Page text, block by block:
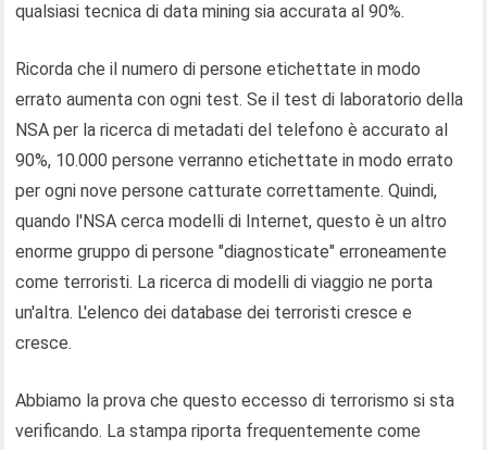
qualsiasi tecnica di data mining sia accurata al 90%.
Ricorda che il numero di persone etichettate in modo
errato aumenta con ogni test. Se il test di laboratorio della
NSA per la ricerca di metadati del telefono è accurato al
90%, 10.000 persone verranno etichettate in modo errato
per ogni nove persone catturate correttamente. Quindi,
quando l'NSA cerca modelli di Internet, questo è un altro
enorme gruppo di persone "diagnosticate" erroneamente
come terroristi. La ricerca di modelli di viaggio ne porta
un'altra. L'elenco dei database dei terroristi cresce e
cresce.
Abbiamo la prova che questo eccesso di terrorismo si sta
verificando. La stampa riporta frequentemente come